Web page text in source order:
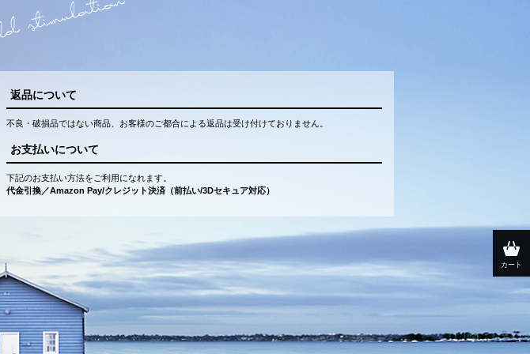
カート
返品について
不良・破損品ではない商品、お客様のご都合による返品は受け付けておりません。
お支払いについて
下記のお支払い方法をご利用になれます。
代金引換／Amazon Pay/クレジット決済（前払い/3Dセキュア対応）